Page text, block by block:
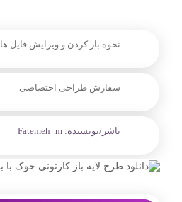
نحوه باز کردن و ویرایش فایل ها
سفارش طراحی اختصاصی
ناشر/نویسنده: Fatemeh_m